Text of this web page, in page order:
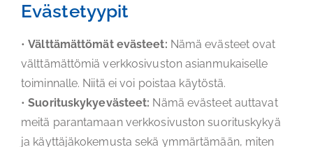
Evästetyypit
•Välttämättömät evästeet: Nämä evästeet ovat
välttämättömiä verkkosivuston asianmukaiselle
toiminnalle. Niitä ei voi poistaa käytöstä.
•Suorituskykyevästeet: Nämä evästeet auttavat
meitä parantamaan verkkosivuston suorituskykyä
ja käyttäjäkokemusta sekä ymmärtämään, miten